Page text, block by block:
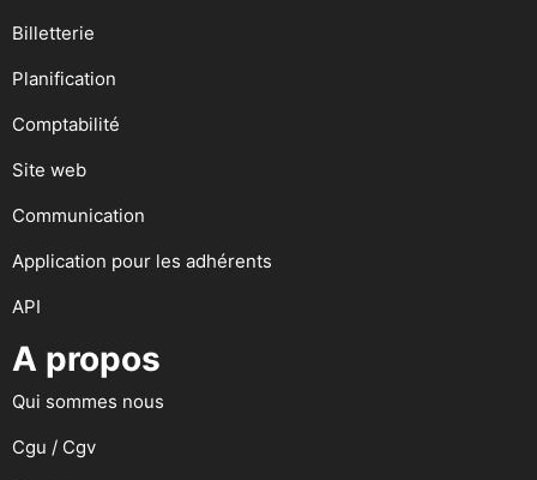
Billetterie
Planification
Comptabilité
Site web
Communication
Application pour les adhérents
API
A propos
Qui sommes nous
Cgu / Cgv